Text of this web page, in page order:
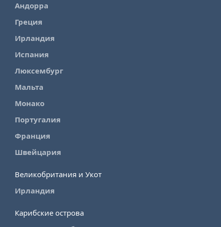
Андорра
Греция
Ирландия
Испания
Люксембург
Мальта
Монако
Португалия
Франция
Швейцария
Великобритания и Укот
Ирландия
Карибские острова